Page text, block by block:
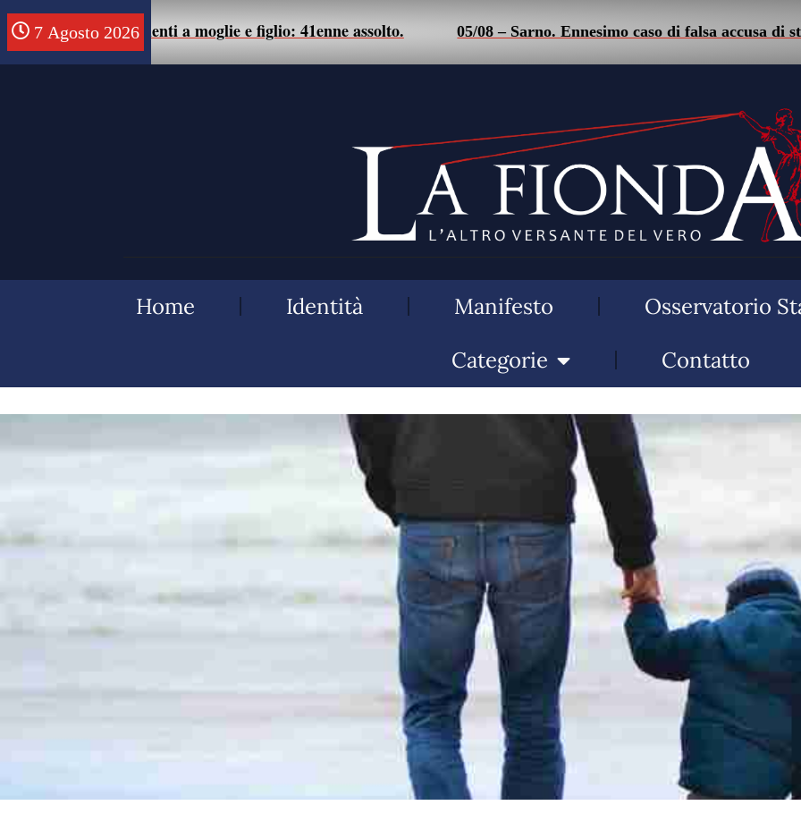
7 Agosto 2026
maltrattamenti a moglie e figlio: 41enne assolto. 05/08 – Sarno. Ennesimo caso di falsa accusa di stalking:
Home Identità Manifesto Osservatorio
Categorie
Contatto